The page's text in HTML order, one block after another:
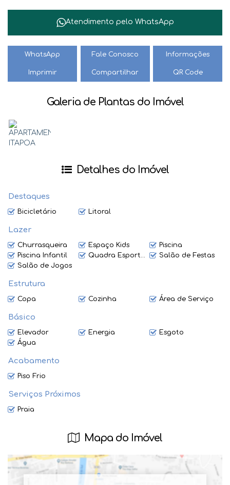
visita! Seu novo lar está te esperando.
Atendimento pelo WhatsApp
WhatsApp Fale Conosco Informações
Imprimir Compartilhar QR Code
Galeria de Plantas do Imóvel
Detalhes do Imóvel
Destaques
Bicicletário Litoral
Lazer
Churrasqueira Espaço Kids
Piscina
Piscina Infantil
Quadra Esportiva
Salão de Festas
Salão de Jogos
Estrutura
Copa Cozinha Área de Serviço
Básico
Elevador Energia
Esgoto
Água
Acabamento
Piso Frio
Serviços Próximos
Praia
Mapa do Imóvel